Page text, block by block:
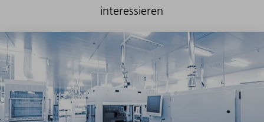
interessieren